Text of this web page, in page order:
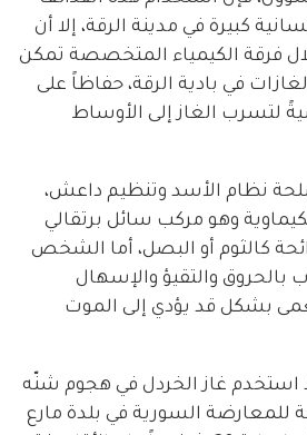
كبيرة في مدينة الرقة، إلا أن
فرقة الكيمياء المتخصصة تمكن
في بادية الرقة، حفاظاً على
لتسرب الغاز إلى الأوساط
نظام الأسد وتنظيم داعش،
وهو مركب سائل برتقالي
كالثوم أو البصل، أما الشخص
والتقيؤ والإسهال
بشكل قد يؤدي إلى الموت
غاز الخردل في هجوم شنّه
للمعارضة السورية في بلدة مارع